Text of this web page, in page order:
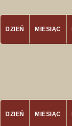
DZIEŃ MIESIĄC
DZIEŃ MIESIĄC